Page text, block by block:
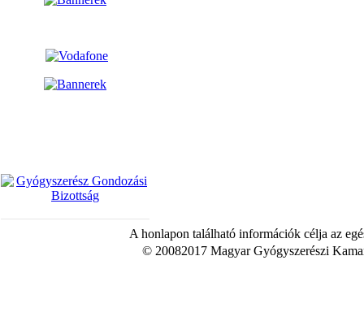
A honlapon található információk célja az
© 20082017 Magyar Gyógyszerészi